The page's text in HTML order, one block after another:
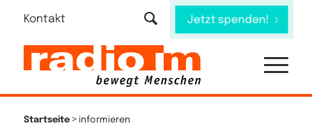
Kontakt Jetzt spenden!
Startseite> informieren